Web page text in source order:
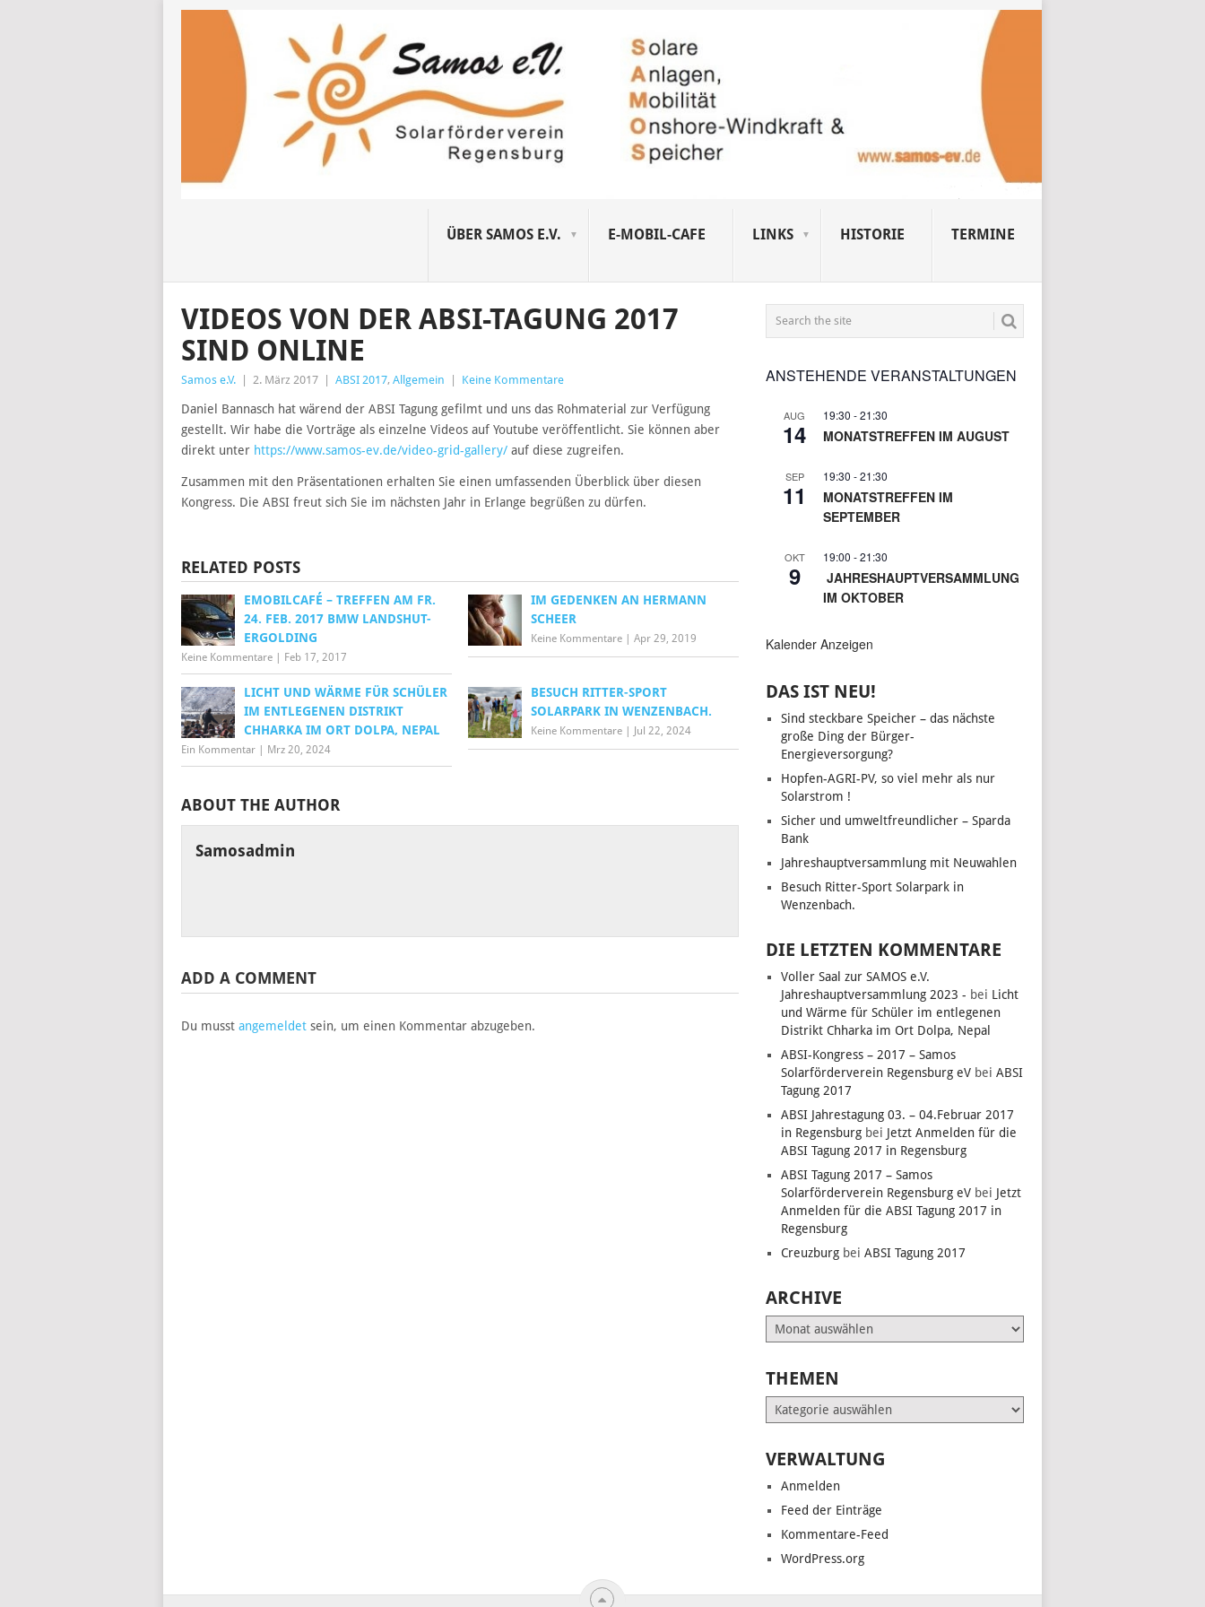
ÜBER SAMOS E.V. E-MOBIL-CAFE LINKS HISTORIE TERMINE
VIDEOS VON DER ABSI-TAGUNG 2017
SIND ONLINE
Samos e.V. | 2. März 2017 | ABSI 2017, Allgemein | Keine Kommentare
Daniel Bannasch hat wärend der ABSI Tagung gefilmt und uns das Rohmaterial zur Verfügung
gestellt. Wir habe die Vorträge als einzelne Videos auf Youtube veröffentlicht. Sie können aber
direkt unter https://www.samos-ev.de/video-grid-gallery/ auf diese zugreifen.
Zusammen mit den Präsentationen erhalten Sie einen umfassenden Überblick über diesen
Kongress. Die ABSI freut sich Sie im nächsten Jahr in Erlange begrüßen zu dürfen.
RELATED POSTS
EMOBILCAFÉ – TREFFEN AM FR.
24. FEB. 2017 BMW LANDSHUT-
ERGOLDING
Keine Kommentare | Feb 17, 2017
IM GEDENKEN AN HERMANN
SCHEER
Keine Kommentare |Apr 29, 2019
LICHT UND WÄRME FÜR SCHÜLER
IM ENTLEGENEN DISTRIKT
CHHARKA IM ORT DOLPA, NEPAL
Ein Kommentar | Mrz 20, 2024
BESUCH RITTER-SPORT
SOLARPARK IN WENZENBACH.
Keine Kommentare | Jul 22, 2024
ABOUT THE AUTHOR
Samosadmin
ADD A COMMENT
Du musst angemeldet sein, um einen Kommentar abzugeben.
ANSTEHENDE VERANSTALTUNGEN
AUG
14
19:30 -21:30
MONATSTREFFEN IM AUGUST
SEP
11
19:30 -21:30
MONATSTREFFEN IM
SEPTEMBER
OKT
9
19:00 -21:30
JAHRESHAUPTVERSAMMLUNG
IM OKTOBER
Kalender Anzeigen
DAS IST NEU!
Sind steckbare Speicher – das nächste
große Ding der Bürger-
Energieversorgung?
Hopfen-AGRI-PV, so viel mehr als nur
Solarstrom !
Sicher und umweltfreundlicher – Sparda
Bank
Jahreshauptversammlung mit Neuwahlen
Besuch Ritter-Sport Solarpark in
Wenzenbach.
DIE LETZTEN KOMMENTARE
Voller Saal zur SAMOS e.V.
Jahreshauptversammlung 2023 - bei Licht
und Wärme für Schüler im entlegenen
Distrikt Chharka im Ort Dolpa, Nepal
ABSI-Kongress – 2017 – Samos
Solarförderverein Regensburg eV beiABSI
Tagung 2017
ABSI Jahrestagung 03. – 04.Februar 2017
in Regensburg bei Jetzt Anmelden für die
ABSI Tagung 2017 in Regensburg
ABSI Tagung 2017 – Samos
Solarförderverein Regensburg eV bei Jetzt
Anmelden für die ABSI Tagung 2017 in
Regensburg
Creuzburg beiABSI Tagung 2017
ARCHIVE
Archive
THEMEN
Themen
VERWALTUNG
Anmelden
Feed der Einträge
Kommentare-Feed
WordPress.org